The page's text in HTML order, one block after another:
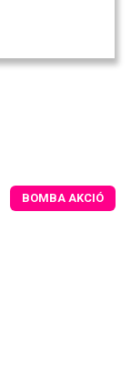
BOMBA AKCIÓ